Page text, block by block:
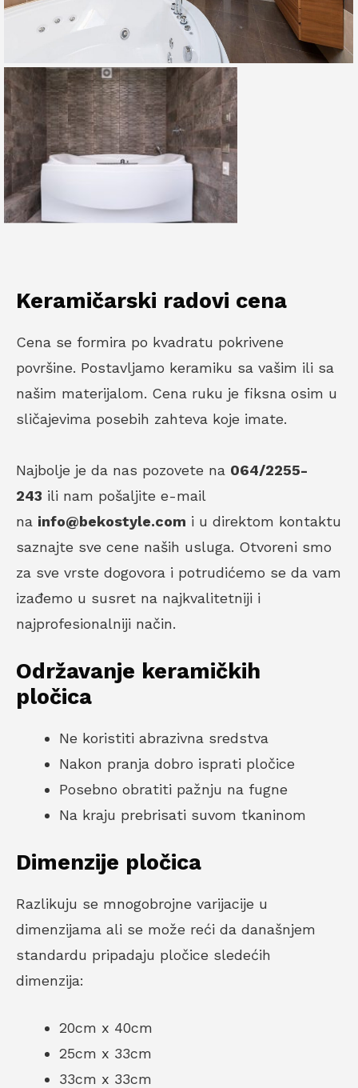
Keramičarski radovi cena
Cena se formira po kvadratu pokrivene
površine. Postavljamo keramiku sa vašim ili sa
našim materijalom. Cena ruku je fiksna osim u
sličajevima posebih zahteva koje imate.
Najbolje je da nas pozovete na 064/2255-
243 ili nam pošaljite e-mail
na info@bekostyle.com i u direktom kontaktu
saznajte sve cene naših usluga. Otvoreni smo
za sve vrste dogovora i potrudićemo se da vam
izađemo u susret na najkvalitetniji i
najprofesionalniji način.
Održavanje keramičkih
pločica
Ne koristiti abrazivna sredstva
Nakon pranja dobro isprati pločice
Posebno obratiti pažnju na fugne
Na kraju prebrisati suvom tkaninom
Dimenzije pločica
Razlikuju se mnogobrojne varijacije u
dimenzijama ali se može reći da današnjem
standardu pripadaju pločice sledećih
dimenzija:
20cm x 40cm
25cm x 33cm
33cm x 33cm